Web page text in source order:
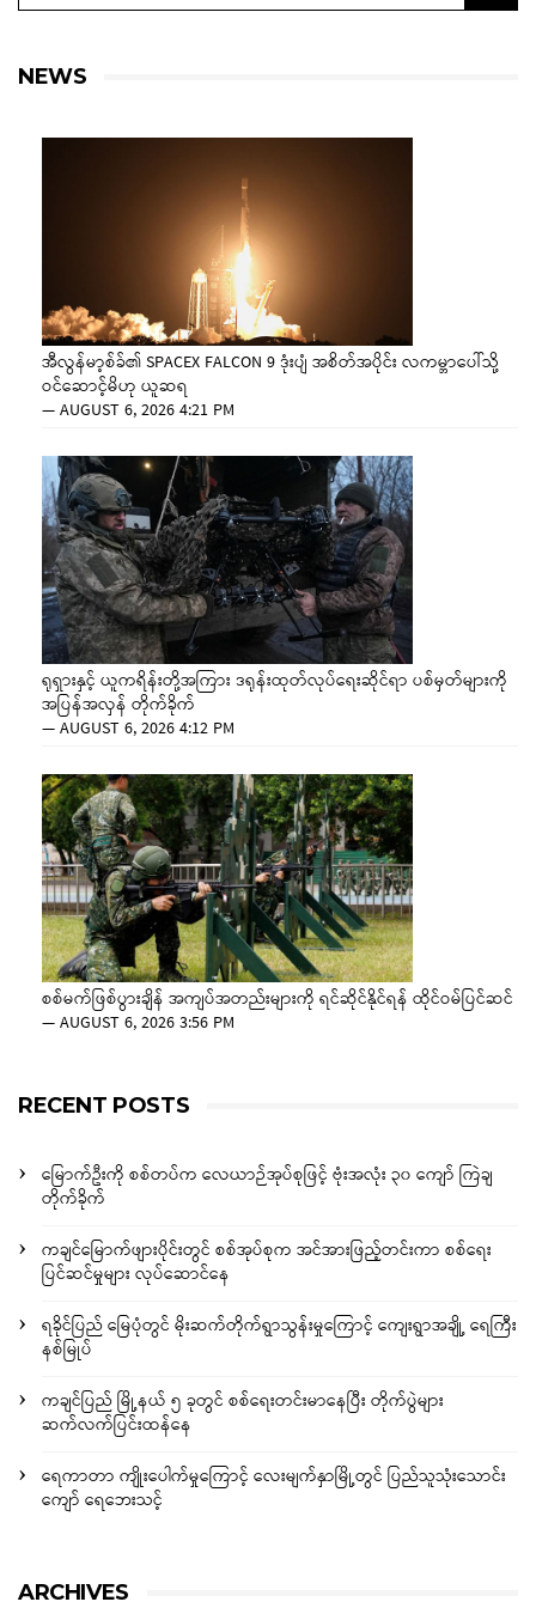
NEWS
အီလွန်မာ့စ်ခ်၏ SPACEX FALCON 9 ဒုံးပျံ အစိတ်အပိုင်း လကမ္ဘာပေါ်သို့
ဝင်ဆောင့်မိဟု ယူဆရ
—AUGUST 6, 2026 4:21 PM
ရုရှားနှင့် ယူကရိန်းတို့အကြား ဒရုန်းထုတ်လုပ်ရေးဆိုင်ရာ ပစ်မှတ်များကို
အပြန်အလှန် တိုက်ခိုက်
—AUGUST 6, 2026 4:12 PM
စစ်မက်ဖြစ်ပွားချိန် အကျပ်အတည်းများကို ရင်ဆိုင်နိုင်ရန် ထိုင်ဝမ်ပြင်ဆင်
—AUGUST 6, 2026 3:56 PM
RECENT POSTS
မြောက်ဦးကို စစ်တပ်က လေယာဉ်အုပ်စုဖြင့် ဗုံးအလုံး ၃၀ ကျော် ကြဲချ
တိုက်ခိုက်
ကချင်မြောက်ဖျားပိုင်းတွင် စစ်အုပ်စုက အင်အားဖြည့်တင်းကာ စစ်ရေး
ပြင်ဆင်မှုများ လုပ်ဆောင်နေ
ရခိုင်ပြည် မြေပုံတွင် မိုးဆက်တိုက်ရွာသွန်းမှုကြောင့် ကျေးရွာအချို့ ရေကြီး
နစ်မြုပ်
ကချင်ပြည် မြို့နယ် ၅ ခုတွင် စစ်ရေးတင်းမာနေပြီး တိုက်ပွဲများ
ဆက်လက်ပြင်းထန်နေ
ရေကာတာ ကျိုးပေါက်မှုကြောင့် လေးမျက်နှာမြို့တွင် ပြည်သူသုံးသောင်း
ကျော် ရေဘေးသင့်
ARCHIVES